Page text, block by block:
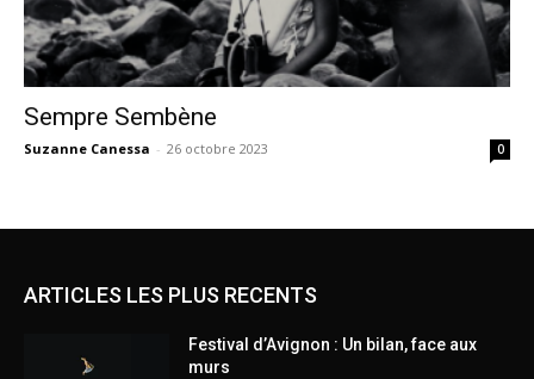
Sempre Sembène
Suzanne Canessa - 26 octobre 2023 0
ARTICLES LES PLUS RECENTS
Festival d’Avignon : Un bilan, face aux
murs